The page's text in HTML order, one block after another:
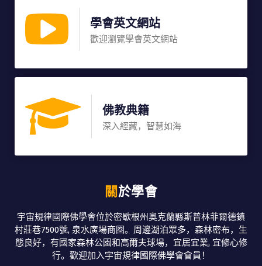
學會英文網站
歡迎瀏覽學會英文網站
佛教典籍
深入經藏，智慧如海
關於學會
宇宙規律國際佛學會位於密歇根州奧克蘭縣斯普林菲爾德鎮
村莊巷7500號, 泉水廣場商圈。周邊湖泊眾多，森林密布，生
態良好，有國家森林公園和高爾夫球場，宜居宜業, 宜修心修
行。歡迎加入宇宙規律國際佛學會會員！